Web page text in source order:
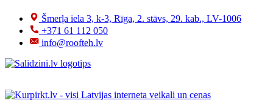
Šmerļa iela 3, k-3, Rīga, 2. stāvs, 29. kab., LV-1006
+371 61 112 050
info@roofteh.lv